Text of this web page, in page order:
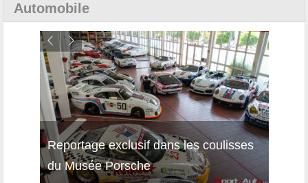
Automobile
Découverte de la nouvelle Ferrari
12Cilindri Manuale